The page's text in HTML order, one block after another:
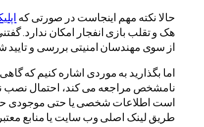
حالا نکته مهم اینجاست در صورتی که
هک و تقلب بازی انفجار امکان ندارد.
از سوی مهندسان امنیتی بررسی و تایید
اما بگذارید به موردی اشاره کنیم که
نامشخص مراجعه می کند، احتمال نصب
است اطلاعات شخصی یا حتی موجودی
طریق لینک اصلی وب سایت یا منابع